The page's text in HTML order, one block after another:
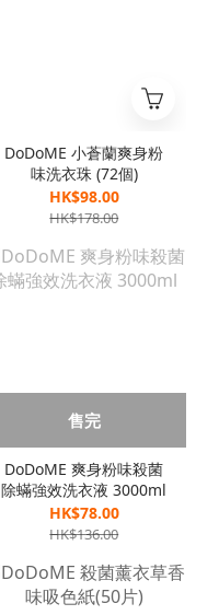
DoDoME 小蒼蘭爽身粉
味洗衣珠 (72個)
HK$98.00
HK$178.00
售完
DoDoME 爽身粉味殺菌
除蟎強效洗衣液 3000ml
HK$78.00
HK$136.00